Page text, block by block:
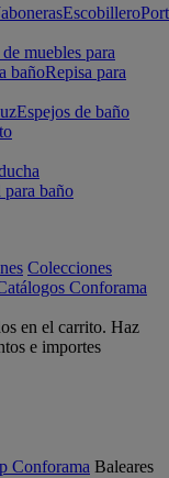
Escobillero
muebles para
bañoRepisa para
Espejos de baño
para baño
Colecciones
Conforama
en el carrito. Haz
e importes
Conforama Baleares